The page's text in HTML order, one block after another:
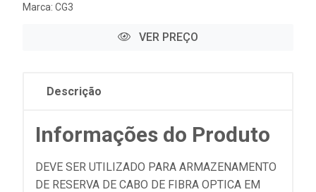
Marca: CG3
VER PREÇO
Descrição
Informações do Produto
DEVE SER UTILIZADO PARA ARMAZENAMENTO
DE RESERVA DE CABO DE FIBRA OPTICA EM